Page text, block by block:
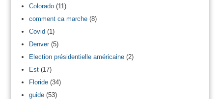
Colorado(11)
comment ca marche(8)
Covid(1)
Denver(5)
Election présidentielle américaine(2)
Est(17)
Floride(34)
guide(53)